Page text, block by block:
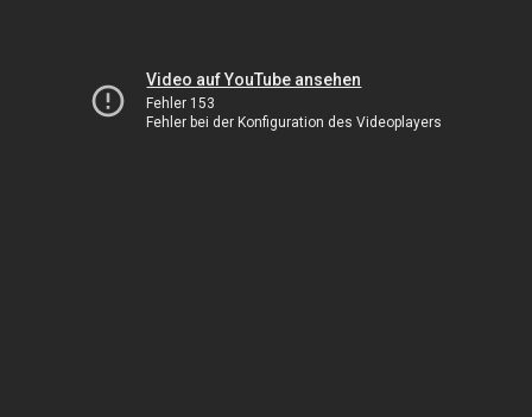
Video auf YouTube ansehen
Fehler 153
Fehler bei der Konfiguration des Videoplayers